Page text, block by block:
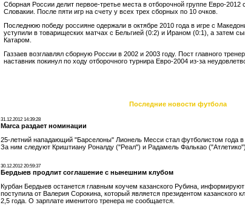
Сборная России делит первое-третье места в отборочной группе Евро-
Словакии. После пяти игр на счету у всех трех сборных по 10 очков.
Последнюю победу россияне одержали в октябре 2010 года в игре с
уступили в товарищеских матчах с Бельгией (0:2) и Ираном (0:1), а затем
Катаром.
Газзаев возглавлял сборную России в 2002 и 2003 году. Пост главного
наставник покинул по ходу отборочного турнира Евро-2004 из-за
Последние новости футбола
31.12.2012 14:39:28
Marca раздает номинации
25-летний нападающий "Барселоны" Лионель Месси стал футболистом года в
За ним следуют Криштиану Роналду ("Реал") и Радамель Фалькао ("Атлетико").
30.12.2012 20:59:37
Бердыев продлит соглашение с нынешним клубом
Курбан Бердыев останется главным коучем казанского Рубина,
поступила от Валерия Сорокина, который является президентом казанского
2,5 года. О зарплате именитого тренера не сообщается.